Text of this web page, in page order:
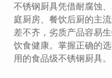
不锈钢厨具凭借耐腐蚀
庭厨房、餐饮后厨的主
差不齐，劣质产品容易
饮食健康。掌握正确的
用的食品级不锈钢厨具。